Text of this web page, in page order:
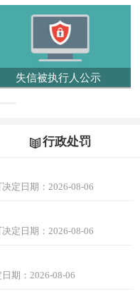
失信被执行人公示
行政处罚
定日期：2026-08-06
定日期：2026-08-06
期：2026-08-06